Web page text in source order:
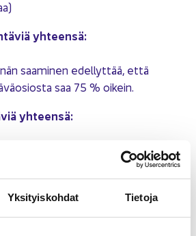
Yk­si­tyis­koh­dat Tie­to­ja
yh­teen­sä:
saa­mi­nen edel­lyt­tää, että
saa 75 % oi­kein.
yh­teen­sä:
kesto yh­teen­sä: